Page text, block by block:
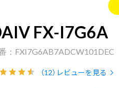
FX-I7G6A
FXI7G6AB7ADCW101DEC
（12）レビューを見る